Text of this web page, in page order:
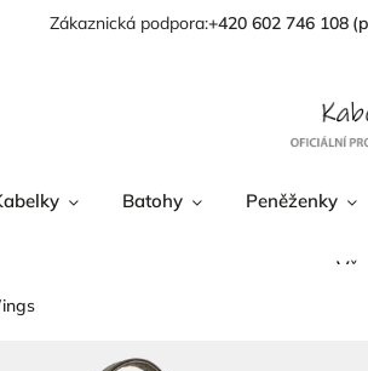
Zákaznická podpora:+420 602 746 108
Batohy Peněženky